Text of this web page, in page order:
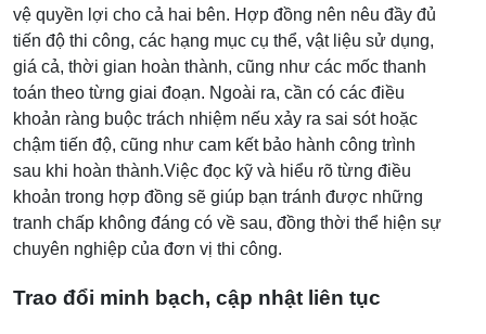
vệ quyền lợi cho cả hai bên. Hợp đồng nên nêu đầy đủ
tiến độ thi công, các hạng mục cụ thể, vật liệu sử dụng,
giá cả, thời gian hoàn thành, cũng như các mốc thanh
toán theo từng giai đoạn. Ngoài ra, cần có các điều
khoản ràng buộc trách nhiệm nếu xảy ra sai sót hoặc
chậm tiến độ, cũng như cam kết bảo hành công trình
sau khi hoàn thành.Việc đọc kỹ và hiểu rõ từng điều
khoản trong hợp đồng sẽ giúp bạn tránh được những
tranh chấp không đáng có về sau, đồng thời thể hiện sự
chuyên nghiệp của đơn vị thi công.
Trao đổi minh bạch, cập nhật liên tục